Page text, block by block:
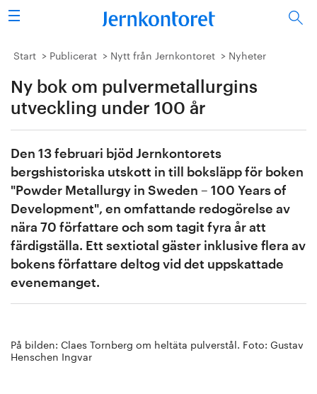
Sök
Stålindustrin
Vision 2050
Energi/miljö
Vi tycker
Publicerat
Bildbank
Om oss
Start Publicerat Nytt från Jernkontoret Nyheter
Ny bok om pulvermetallurgins
utveckling under 100 år
Den 13 februari bjöd Jernkontorets
bergshistoriska utskott in till boksläpp för boken
"Powder Metallurgy in Sweden – 100 Years of
Development", en omfattande redogörelse av
nära 70 författare och som tagit fyra år att
färdigställa. Ett sextiotal gäster inklusive flera av
bokens författare deltog vid det uppskattade
evenemanget.
På bilden: Claes Tornberg om heltäta pulverstål. Foto: Gustav
Henschen Ingvar